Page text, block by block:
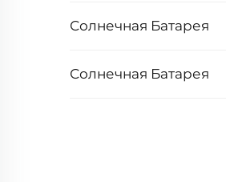
Солнечная Батарея
Солнечная Батарея